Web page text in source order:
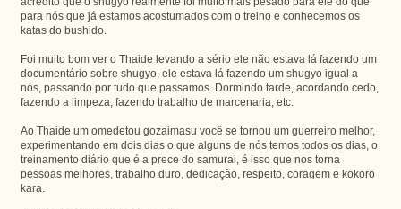
para nós que já estamos acostumados com o treino e conhecemos os
katas do bushido.
Foi muito bom ver o Thaide levando a sério ele não estava lá fazendo um
documentário sobre shugyo, ele estava lá fazendo um shugyo igual a
nós, passando por tudo que passamos. Dormindo tarde, acordando cedo,
fazendo a limpeza, fazendo trabalho de marcenaria, etc.
Ao Thaide um omedetou gozaimasu você se tornou um guerreiro melhor,
experimentando em dois dias o que alguns de nós temos todos os dias, o
treinamento diário que é a prece do samurai, é isso que nos torna
pessoas melhores, trabalho duro, dedicação, respeito, coragem e kokoro
kara.